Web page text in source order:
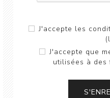
J'accepte les
J'accepte que
utilisées à des